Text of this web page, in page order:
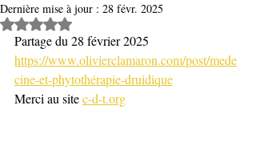
Dernière mise à jour : 28 févr. 2025
Noté NaN étoiles sur 5.
Partage du 28 février 2025
https://www.olivierclamaron.com/post/mede
cine-et-phytothérapie-druidique
Merci au site c-d-t.org